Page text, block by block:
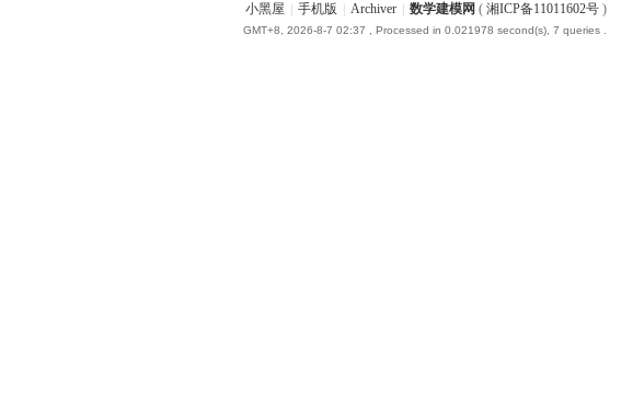
小黑屋 手机版 Archiver 数学建模网 ( 湘ICP备11011602号)
GMT+8, 2026-8-7 02:37 , Processed in 0.021978 second(s), 7 queries .